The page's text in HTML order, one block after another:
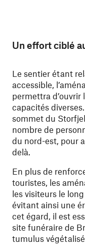
Un effort ciblé
Le sentier étant
accessible,
permettra d’ouvrir
capacités
sommet du
nombre de
du nord-est, pour
delà.
En plus de
touristes, les
les visiteurs le
évitant ainsi une
cet égard, il est
site funéraire de
tumulus